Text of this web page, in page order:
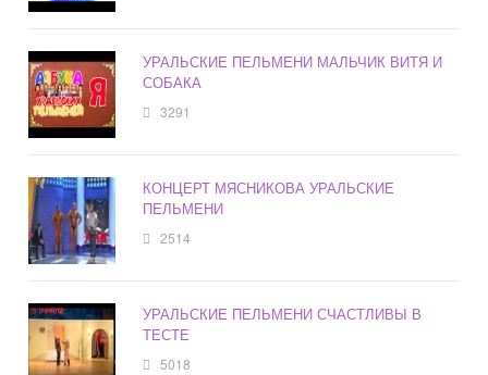
УРАЛЬСКИЕ ПЕЛЬМЕНИ МАЛЬЧИК ВИТЯ И
СОБАКА
3291
КОНЦЕРТ МЯСНИКОВА УРАЛЬСКИЕ
ПЕЛЬМЕНИ
2514
УРАЛЬСКИЕ ПЕЛЬМЕНИ СЧАСТЛИВЫ В
ТЕСТЕ
5018